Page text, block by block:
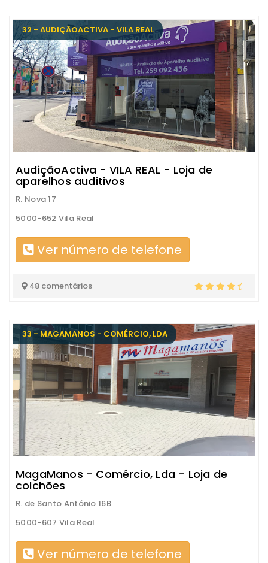
32 - AUDIÇÃOACTIVA - VILA REAL
AudiçãoActiva - VILA REAL - Loja de
aparelhos auditivos
R. Nova 17
5000-652 Vila Real
Ver número de telefone
48 comentários
33 - MAGAMANOS - COMÉRCIO, LDA
MagaManos - Comércio, Lda - Loja de
colchões
R. de Santo António 16B
5000-607 Vila Real
Ver número de telefone